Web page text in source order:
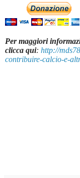
Per maggiori
clicca qui: http://
contribuire-calcio-e-